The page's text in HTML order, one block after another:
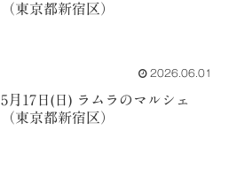
（東京都新宿区）
2026.06.01
5月17日(日) ラムラのマルシェ
（東京都新宿区）